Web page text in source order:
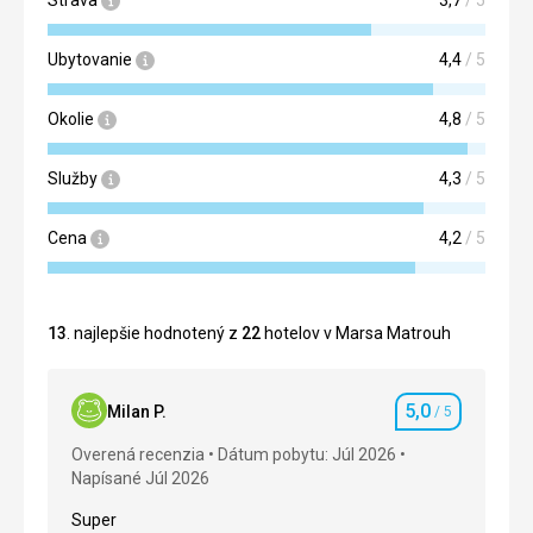
Ubytovanie 4,4 / 5
Okolie 4,8 / 5
Služby 4,3 / 5
Cena 4,2 / 5
13 . najlepšie hodnotený z 22 hotelov v Marsa Matrouh
Milan P. Hodnotenie
5,0 / 5
Overená recenzia
Dátum pobytu: Júl 2026
Napísané Júl 2026
Super